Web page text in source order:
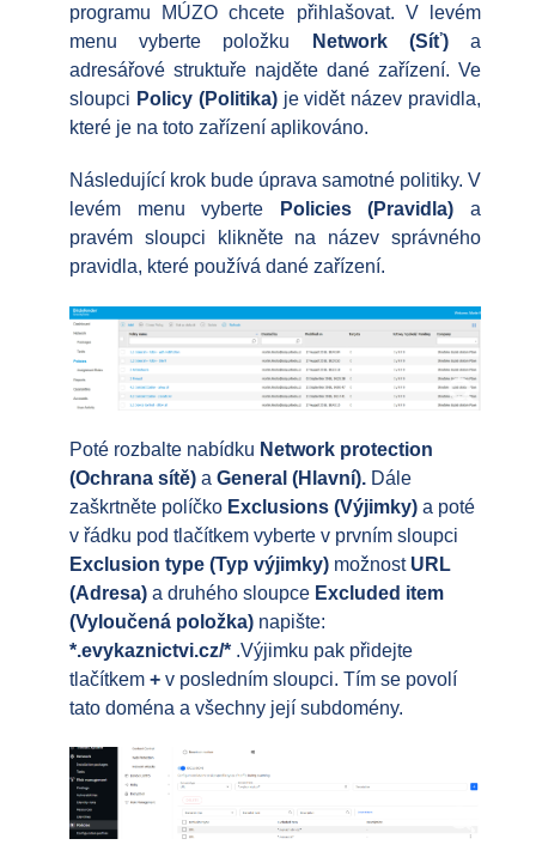
programu MÚZO chcete přihlašovat. V levém
menu vyberte položku
Network (Síť)a
adresářové struktuře najděte dané zařízení. Ve
sloupci Policy (Politika)je vidět název pravidla,
které je na toto zařízení aplikováno.
Následující krok bude úprava samotné politiky. V
levém menu vyberte
Policies (Pravidla) a
pravém sloupci klikněte na název správného
pravidla, které používá dané zařízení.
Poté rozbalte nabídku Network protection
(Ochrana sítě) a General (Hlavní). Dále
zaškrtněte políčko Exclusions (Výjimky) a poté
v řádku pod tlačítkem vyberte v prvním sloupci
Exclusion type (Typ výjimky) možnost URL
(Adresa) a druhého sloupce Excluded item
(Vyloučená položka) napište:
*.evykaznictvi.cz/* .Výjimku pak přidejte
tlačítkem + v posledním sloupci. Tím se povolí
tato doména a všechny její subdomény.